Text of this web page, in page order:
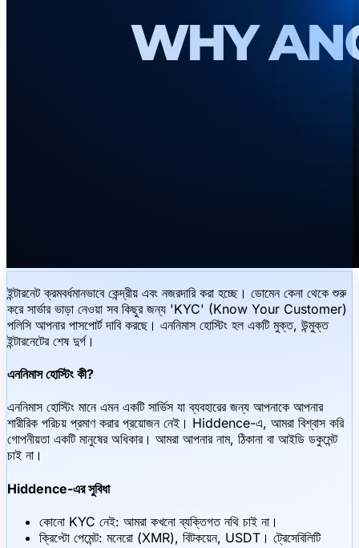
ইন্টারনেট ক্রমবর্ধমানভাবে কেন্দ্রীয় এবং নজরদারি করা হচ্ছে। ডোমেন কেনা থেকে শুরু
করে সার্ভার ভাড়া নেওয়া সব কিছুর জন্য 'KYC' (Know Your Customer)
পলিসি আপনার পাসপোর্ট দাবি করছে। এননিমাস হোস্টিং হল একটি মুক্ত, উন্মুক্ত
ইন্টারনেটের শেষ দুর্গ।
এননিমাস হোস্টিং কী?
এননিমাস হোস্টিং মানে এমন একটি সার্ভিস যা ব্যবহারের জন্য আপনাকে আপনার
শারীরিক পরিচয় প্রমাণ করার প্রয়োজন নেই। Hiddence-এ, আমরা বিশ্বাস করি
গোপনীয়তা একটি মানুষের অধিকার। আমরা আপনার নাম, ঠিকানা বা আইডি ডকুমেন্ট
চাই না।
Hiddence-এর সুবিধা
কোনো KYC নেই: আমরা কখনো ব্যক্তিগত নথি চাই না।
ক্রিপ্টো পেমেন্ট: মনেরো (XMR), বিটকয়েন, USDT। ট্রেসেবিলিটি